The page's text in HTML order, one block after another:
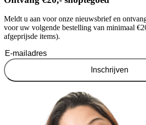
Meldt u aan voor onze nieuwsbrief en
voor uw volgende bestelling van minimaal
afgeprijsde items).
Inschrijven